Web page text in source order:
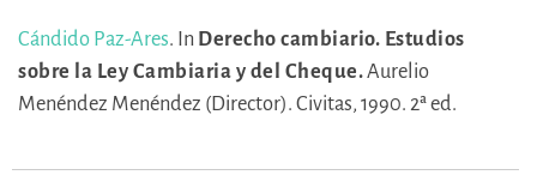
Cándido Paz-Ares. In Derecho cambiario. Estudios
sobre la Ley Cambiaria y del Cheque.Aurelio
Menéndez Menéndez (Director). Civitas, 1990. 2ª ed.